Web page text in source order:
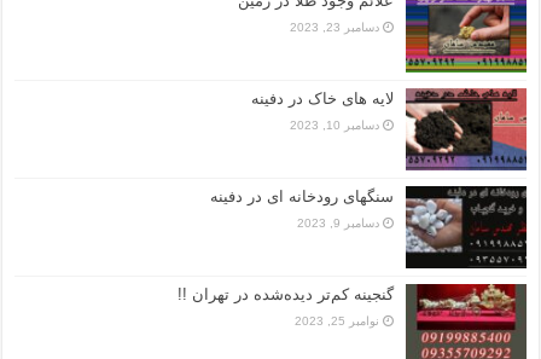
دسامبر 23, 2023
لایه های خاک در دفینه
دسامبر 10, 2023
سنگهای رودخانه ای در دفینه
دسامبر 9, 2023
گنجینه کم‌تر دیده‌شده در تهران !!
نوامبر 25, 2023